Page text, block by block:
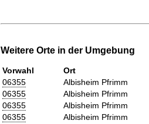
Weitere Orte in der Umgebung
Vorwahl
Ort
06355
Albisheim Pfrimm
06355
Albisheim Pfrimm
06355
Albisheim Pfrimm
06355
Albisheim Pfrimm